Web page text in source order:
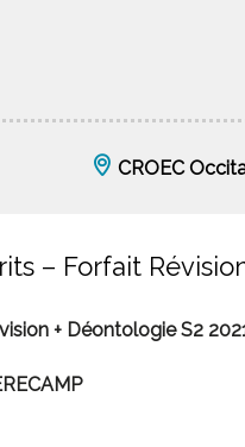
CROEC
– Forfait
+ Déontologie S2